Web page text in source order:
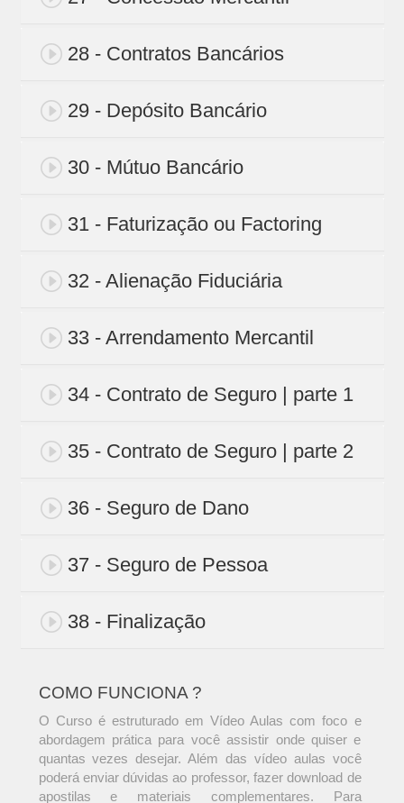
28 - Contratos Bancários
29 - Depósito Bancário
30 - Mútuo Bancário
31 - Faturização ou Factoring
32 - Alienação Fiduciária
33 - Arrendamento Mercantil
34 - Contrato de Seguro | parte 1
35 - Contrato de Seguro | parte 2
36 - Seguro de Dano
37 - Seguro de Pessoa
38 - Finalização
COMO FUNCIONA ?
O Curso é estruturado em Vídeo Aulas com foco e
abordagem prática para você assistir onde quiser e
quantas vezes desejar. Além das vídeo aulas você
poderá enviar dúvidas ao professor, fazer download de
apostilas e materiais complementares. Para